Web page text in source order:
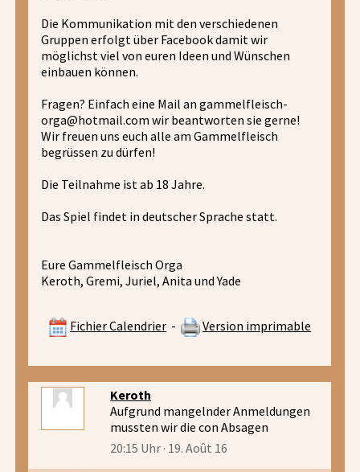
Die Kommunikation mit den verschiedenen
Gruppen erfolgt über Facebook damit wir
möglichst viel von euren Ideen und Wünschen
einbauen können.
Fragen? Einfach eine Mail an gammelfleisch-
orga@hotmail.com wir beantworten sie gerne!
Wir freuen uns euch alle am Gammelfleisch
begrüssen zu dürfen!
Die Teilnahme ist ab 18 Jahre.
Das Spiel findet in deutscher Sprache statt.
Eure Gammelfleisch Orga
Keroth, Gremi, Juriel, Anita und Yade
Fichier Calendrier - Version imprimable
Keroth
Aufgrund mangelnder Anmeldungen
mussten wir die con Absagen
20:15 Uhr · 19. Août 16